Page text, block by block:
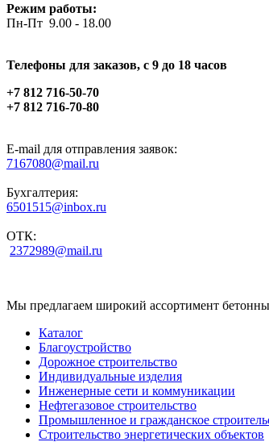
Режим работы:
Пн-Пт 9.00 - 18.00
Телефоны для заказов, c 9 до 18 часов
+7 812 716-50-70
+7 812 716-70-80
E-mail для отправления заявок:
7167080@mail.ru
Бухгалтерия:
6501515@inbox.ru
ОТК:
2372989@mail.ru
Мы предлагаем широкий ассортимент
Каталог
Благоустройство
Дорожное строительство
Индивидуальные изделия
Инженерные сети и коммуникации
Нефтегазовое строительство
Промышленное и гражданское
Строительство энергетических объектов